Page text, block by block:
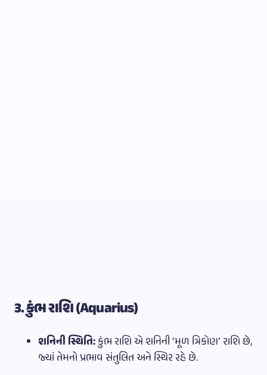
૩. કુંભ રાશિ (Aquarius)
શનિની સ્થિતિ:કુંભ રાશિ એ શનિની ‘મૂળ ત્રિકોણ’ રાશિ છે,
જ્યાં તેમનો પ્રભાવ સંતુલિત અને સ્થિર રહે છે.